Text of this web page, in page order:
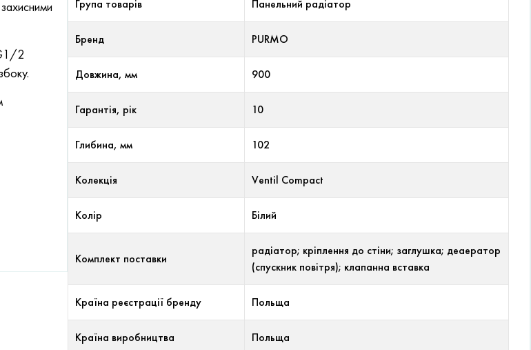
2
Група товарів Панельний радіатор
Бренд PURMO
Довжина, мм 900
Гарантія, рік 10
Глибина, мм 102
Колекція Ventil Compact
Колір Білий
Комплект поставки
радіатор; кріплення до стіни; заглушка; деаератор
(спускник повітря); клапанна вставка
Країна реєстрації бренду Польща
Країна виробництва Польща